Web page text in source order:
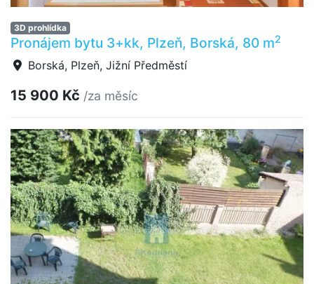
3D prohlídka
Pronájem bytu 3+kk, Plzeň, Borská, 80 m2
Borská, Plzeň, Jižní Předměstí
15 900 Kč /za měsíc